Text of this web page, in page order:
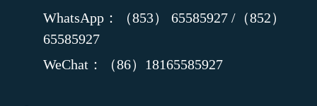
WhatsApp：（853） 65585927 /（852）
65585927
WeChat：（86）18165585927